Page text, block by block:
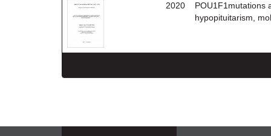
2020
POU1F1mutations
hypopituitarism,